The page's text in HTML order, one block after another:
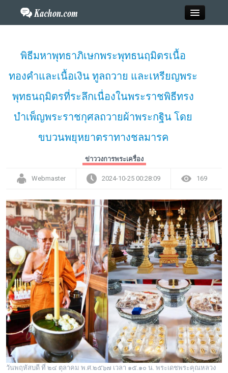
Home
ข่าว
ไลฟ์สไตล์
สังคมออนไลน์
พระดอทกะฉ่อน
กะฉ่อนช้อปปิ้ง
ติดต่อ
พิธีมหาพุทธาภิเษกพระพุทธนฤมิตรเนื้อ
ทองคำและเนื้อเงิน ทูลถวาย และเหรียญพระ
พุทธนฤมิตรที่ระลึกเนื่องในพระราชพิธีทรง
บำเพ็ญพระราชกุศลถวายผ้าพระกฐิน โดย
ขบวนพยุหยาตราทางชลมารค
ข่าววงการพระเครื่อง
Webmaster 2024-10-25 00:28:09 169
วันพฤหัสบดี ที่ ๒๔ ตุลาคม พ.ศ.๒๕๖๗ เวลา ๑๕.๑๐ น. พระเดชพระคุณหลวง